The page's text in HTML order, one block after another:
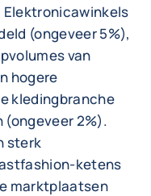
(ongeveer 5%),
van
hogere
kledingbranche
2%).
sterk
ketens
marktplaatsen